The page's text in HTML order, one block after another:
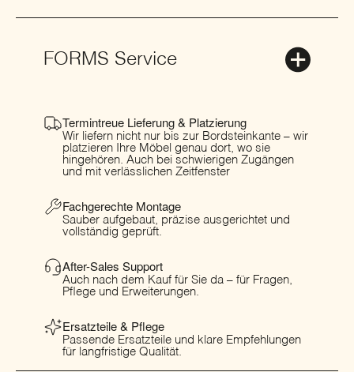
FORMS Service
Termintreue Lieferung & Platzierung
Wir liefern nicht nur bis zur Bordsteinkante – wir
platzieren Ihre Möbel genau dort, wo sie
hingehören. Auch bei schwierigen Zugängen
und mit verlässlichen Zeitfenster
Fachgerechte Montage
Sauber aufgebaut, präzise ausgerichtet und
vollständig geprüft.
After-Sales Support
Auch nach dem Kauf für Sie da – für Fragen,
Pflege und Erweiterungen.
Ersatzteile & Pflege
Passende Ersatzteile und klare Empfehlungen
für langfristige Qualität.